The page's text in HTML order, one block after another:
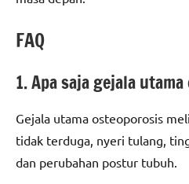
FAQ
1. Apa saja gejala
Gejala utama osteoporosis
tidak terduga, nyeri tulang,
dan perubahan postur tubuh.